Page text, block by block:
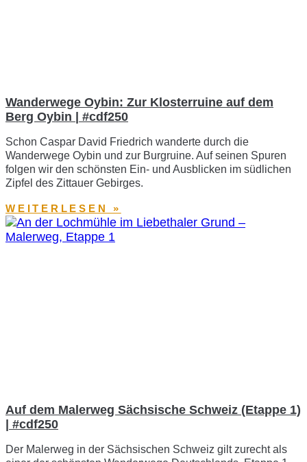
Wanderwege Oybin: Zur Klosterruine auf dem
Berg Oybin | #cdf250
Schon Caspar David Friedrich wanderte durch die
Wanderwege Oybin und zur Burgruine. Auf seinen Spuren
folgen wir den schönsten Ein- und Ausblicken im südlichen
Zipfel des Zittauer Gebirges.
WEITERLESEN »
Auf dem Malerweg Sächsische Schweiz (Etappe 1)
| #cdf250
Der Malerweg in der Sächsischen Schweiz gilt zurecht als